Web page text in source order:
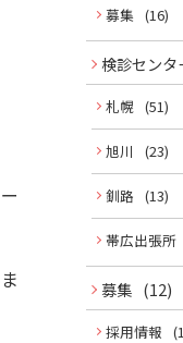
ュ
ー
募集 (16)
検診センタ
札幌 (51)
旭川 (23)
釧路 (13)
帯広出張所
募集 (12)
採用情報